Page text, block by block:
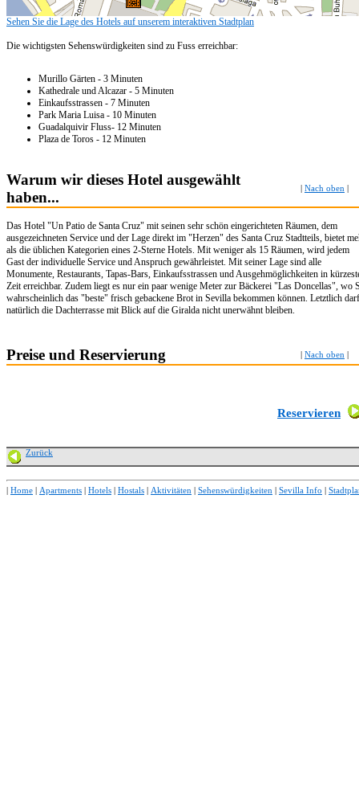
Sehen Sie die Lage des Hotels auf unserem interaktiven Stadtplan
Die wichtigsten Sehenswürdigkeiten sind zu Fuss erreichbar:
Murillo Gärten - 3 Minuten
Kathedrale und Alcazar - 5 Minuten
Einkaufsstrassen - 7 Minuten
Park Maria Luisa - 10 Minuten
Guadalquivir Fluss- 12 Minuten
Plaza de Toros - 12 Minuten
Warum wir dieses Hotel ausgewählt
haben...
Nach oben
Das Hotel "Un Patio de Santa Cruz" mit seinen sehr schön eingerichteten Räumen, dem
ausgezeichneten Service und der Lage direkt im "Herzen" des Santa Cruz Stadtteils, bietet
als die üblichen Kategorien eines 2-Sterne Hotels. Mit weniger als 15 Räumen, wird jedem
Gast der individuelle Service und Anspruch gewährleistet. Mit seiner Lage sind alle
Monumente, Restaurants, Tapas-Bars, Einkaufsstrassen und Ausgehmöglichkeiten in
Zeit erreichbar. Zudem liegt es nur ein paar wenige Meter zur Bäckerei "Las Doncellas", wo
wahrscheinlich das "beste" frisch gebackene Brot in Sevilla bekommen können. Letztlich darf
natürlich die Dachterrasse mit Blick auf die Giralda nicht unerwähnt bleiben.
Preise und Reservierung Nach oben
Reservieren
Zurück
Home Apartments Hotels Hostals Aktivitäten Sehenswürdigkeiten Sevilla Info